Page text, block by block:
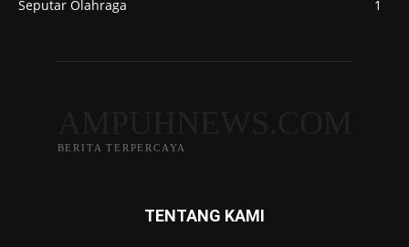
Seputar Olahraga
1
BERITA TERPERCAYA
TENTANG KAMI